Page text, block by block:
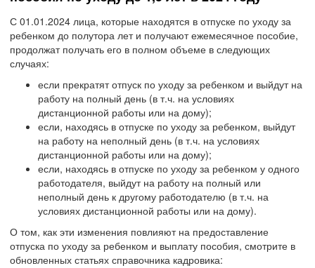
С 01.01.2024 лица, которые находятся в отпуске по уходу за
ребенком до полутора лет и получают ежемесячное пособие,
продолжат получать его в полном объеме в следующих
случаях:
если прекратят отпуск по уходу за ребенком и выйдут на
работу на полный день (в т.ч. на условиях
дистанционной работы или на дому);
если, находясь в отпуске по уходу за ребенком, выйдут
на работу на неполный день (в т.ч. на условиях
дистанционной работы или на дому);
если, находясь в отпуске по уходу за ребенком у одного
работодателя, выйдут на работу на полный или
неполный день к другому работодателю (в т.ч. на
условиях дистанционной работы или на дому).
О том, как эти изменения повлияют на предоставление
отпуска по уходу за ребенком и выплату пособия, смотрите в
обновленных статьях справочника кадровика: